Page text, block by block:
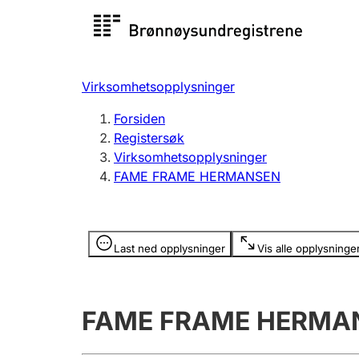
Registersøk
Registrere, endre, slette
Virksomhetsopplysninger
Forsiden
Registersøk
Virksomhetsopplysninger
FAME FRAME HERMANSEN
Last ned opplysninger Vis alle
Opplysninger er skjult
FAME FRAME